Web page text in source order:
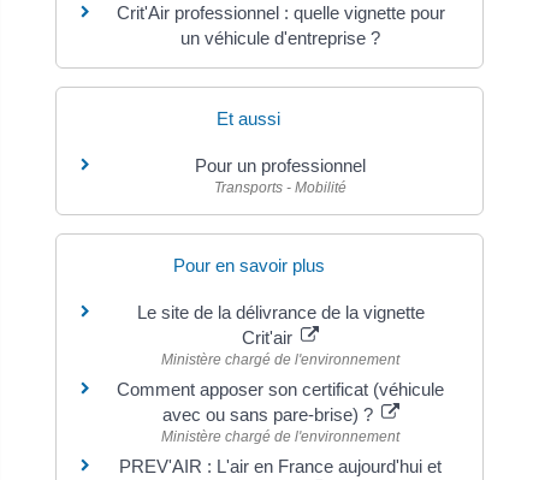
Crit'Air professionnel : quelle vignette pour
un véhicule d'entreprise ?
Et aussi
Pour un professionnel
Transports - Mobilité
Pour en savoir plus
Le site de la délivrance de la vignette
Crit'air
Ministère chargé de l'environnement
Comment apposer son certificat (véhicule
avec ou sans pare-brise) ?
Ministère chargé de l'environnement
PREV'AIR : L'air en France aujourd'hui et